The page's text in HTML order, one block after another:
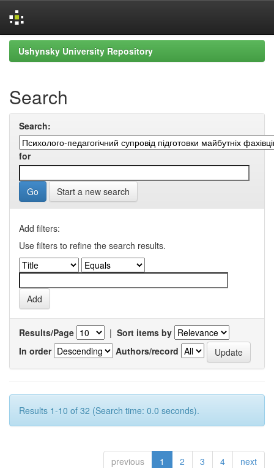
Skip
navigation
Ushynsky University Repository
Search
Search:
for
Start a new search
Add filters:
Use filters to refine the search results.
Results/Page | Sort items by
In order
Authors/record
Results 1-10 of 32 (Search time: 0.0 seconds).
previous 1 2 3 4 next